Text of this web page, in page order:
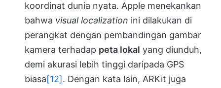
koordinat dunia nyata. Apple menekankan
bahwa visual localization ini dilakukan di
perangkat dengan pembandingan gambar
kamera terhadap peta lokal yang diunduh,
demi akurasi lebih tinggi daripada GPS
biasa[12]. Dengan kata lain, ARKit juga